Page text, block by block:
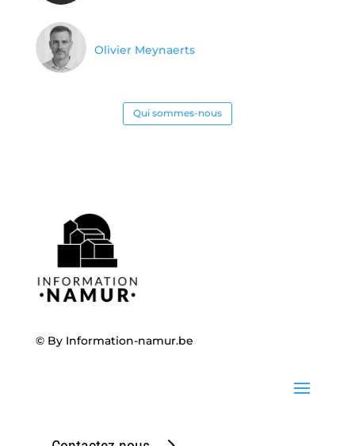
Olivier Meynaerts
Qui sommes-nous
© By Information-namur.be